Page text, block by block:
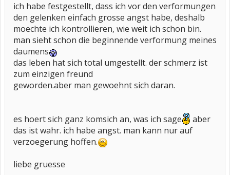
ich habe festgestellt, dass ich vor den verformungen
den gelenken einfach grosse angst habe, deshalb
moechte ich kontrollieren, wie weit ich schon bin.
man sieht schon die beginnende verformung meines
daumens
das leben hat sich total umgestellt. der schmerz ist
zum einzigen freund
geworden.aber man gewoehnt sich daran.
es hoert sich ganz komsich an, was ich sage
aber
das ist wahr. ich habe angst. man kann nur auf
verzoegerung hoffen.
liebe gruesse